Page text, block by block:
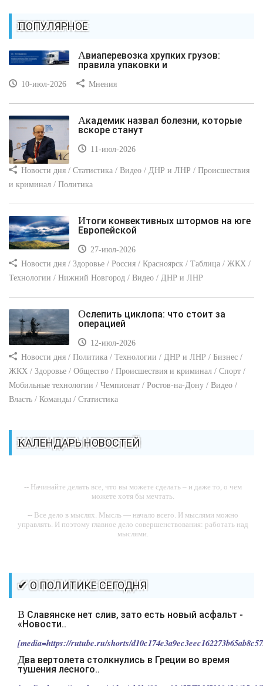
ПОПУЛЯРНОЕ
Авиаперевозка хрупких грузов:
правила упаковки и
10-июл-2026 Мнения
Академик назвал болезни, которые
вскоре станут
11-июл-2026
Новости дня / Статистика / Видео / ДНР и ЛНР / Происшествия
и криминал / Политика
Итоги конвективных штормов на юге
Европейской
27-июл-2026
Новости дня / Здоровье / Россия / Красноярск / Таблица / ЖКХ /
Технологии / Нижний Новгород / Видео / ДНР и ЛНР
Ослепить циклопа: что стоит за
операцией
12-июл-2026
Новости дня / Политика / Технологии / ДНР и ЛНР / Бизнес /
ЖКХ / Здоровье / Общество / Происшествия и криминал / Спорт /
Мобильные технологии / Чемпионат / Ростов-на-Дону / Видео /
Власть / Команды / Статистика
КАЛЕНДАРЬ НОВОСТЕЙ
-- Начинайте делать все, что вы можете сделать – и даже то, о чем
можете хотя бы мечтать.
-- Все дело в мыслях. Мысль — начало всего. И мыслями можно
управлять. И поэтому главное дело совершенствования: работать над
мыслями.
-- Самое большое богатство — это ум. Самая большая нищета —
глупость. Из всех страхов самый пугающий — самолюбование.
-- Лучшее, что можно сделать с хорошим советом, это пропустить его
мимо ушей. Он никогда не бывает полезен никому, кроме того, кто его
-- Люблю давать советы и очень не люблю, когда их дают мне.
✔ О ПОЛИТИКЕ СЕГОДНЯ
В Славянске нет слив, зато есть новый асфальт -
«Новости..
[media=https://rutube.ru/shorts/
Два вертолета столкнулись в Греции во время
тушения лесного..